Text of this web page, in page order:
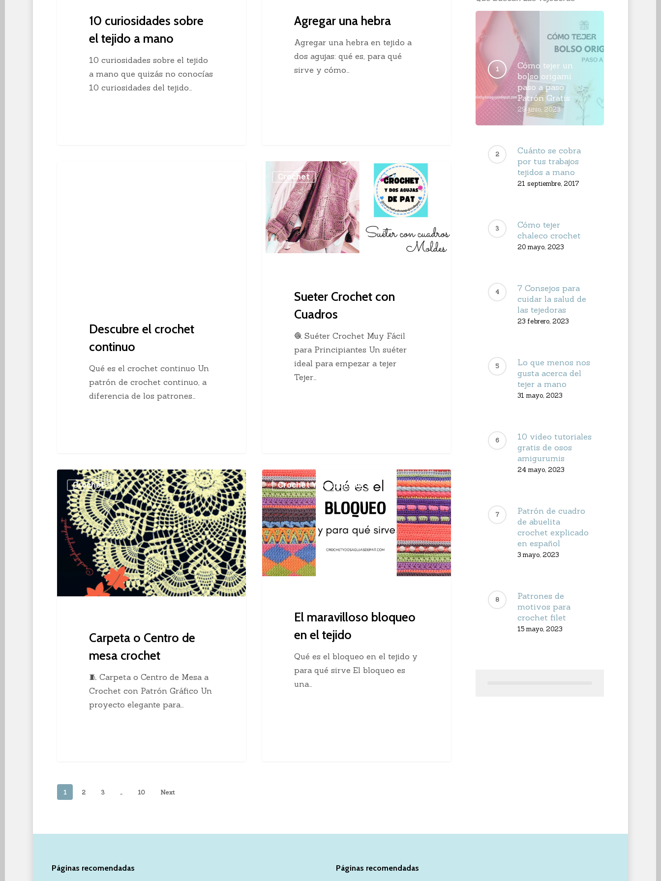
10 curiosidades sobre
el tejido a mano
10 curiosidades sobre el tejido
a mano que quizás no conocías
10 curiosidades del tejido…
Agregar una hebra
Agregar una hebra en tejido a
dos agujas: qué es, para qué
sirve y cómo…
Descubre el crochet
continuo
Qué es el crochet continuo Un
patrón de crochet continuo, a
diferencia de los patrones…
Crochet
con
Cuadros
Crochet
Sueter Crochet con
Cuadros
🧶 Suéter Crochet Muy Fácil
para Principiantes Un suéter
ideal para empezar a tejer
Tejer…
Carpeta
Centro
de
mesa
crochet
Crochet
Carpeta o Centro de
mesa crochet
🧵 Carpeta o Centro de Mesa a
Crochet con Patrón Gráfico Un
proyecto elegante para…
El
maravilloso
bloqueo
en
el
tejido
Crochet Y Dos Agujas
El maravilloso bloqueo
en el tejido
Qué es el bloqueo en el tejido y
para qué sirve El bloqueo es
una…
1 2 3 … 10 Next
Cómo tejer un
bolso origami
paso a paso
Patrón Gratis
29 junio, 2023
Cuánto se cobra
por tus trabajos
tejidos a mano
21 septiembre, 2017
Cómo tejer
chaleco crochet
20 mayo, 2023
7 Consejos para
cuidar la salud de
las tejedoras
23 febrero, 2023
Lo que menos nos
gusta acerca del
tejer a mano
31 mayo, 2023
10 video tutoriales
gratis de osos
amigurumis
24 mayo, 2023
Patrón de cuadro
de abuelita
crochet explicado
en español
3 mayo, 2023
Patrones de
motivos para
crochet filet
15 mayo, 2023
Páginas recomendadas Páginas recomendadas